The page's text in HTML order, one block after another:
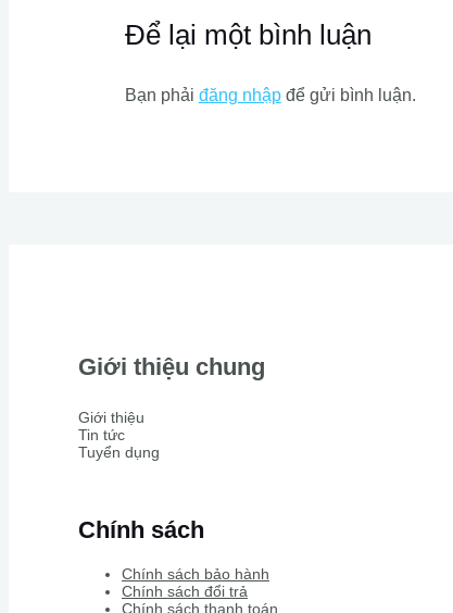
Để lại một bình luận
Bạn phải đăng nhậpđể gửi bình luận.
Giới thiệu chung
Giới thiệu
Tin tức
Tuyển dụng
Chính sách
Chính sách bảo hành
Chính sách đổi trả
Chính sách thanh toán